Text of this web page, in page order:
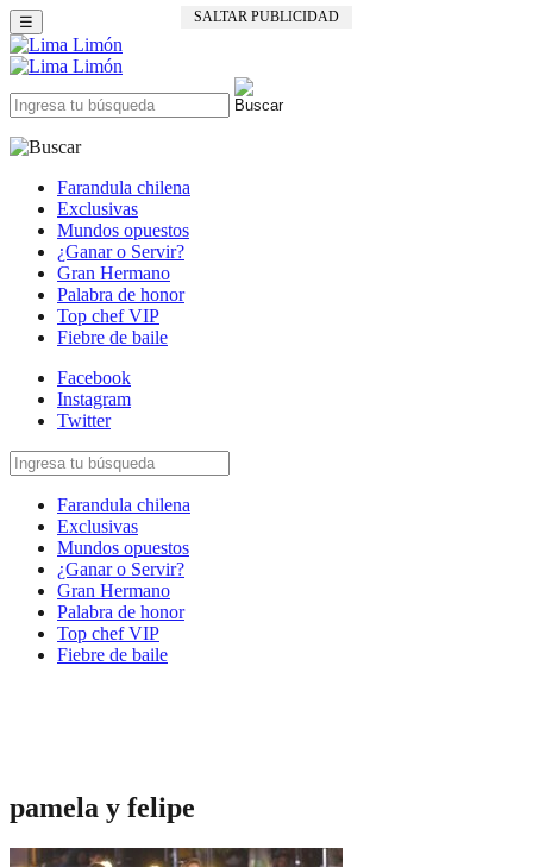
SALTAR PUBLICIDAD
☰
Farandula chilena
Exclusivas
Mundos opuestos
¿Ganar o Servir?
Gran Hermano
Palabra de honor
Top chef VIP
Fiebre de baile
Facebook
Instagram
Twitter
Farandula chilena
Exclusivas
Mundos opuestos
¿Ganar o Servir?
Gran Hermano
Palabra de honor
Top chef VIP
Fiebre de baile
pamela y felipe